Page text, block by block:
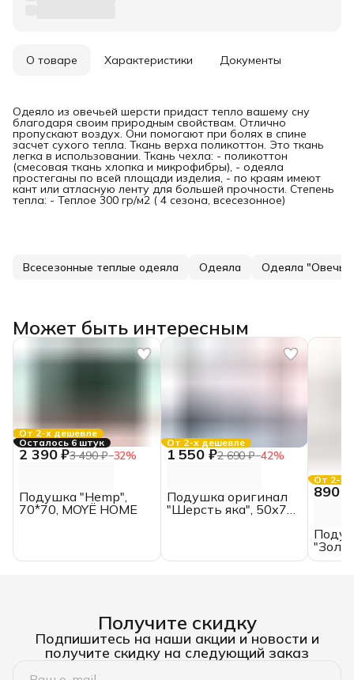
О товаре Характеристики Документы
Одеяло из овечьей шерсти придаст тепло вашему сну
благодаря своим природным свойствам. Отлично
пропускают воздух. Они помогают при болях в спине
засчет сухого тепла. Ткань верха поликоттон. Это ткань
легка в использовании. Ткань чехла: - поликоттон
(смесовая ткань хлопка и микрофибры), - одеяла
простеганы по всей площади изделия, - по краям имеют
кант или атласную ленту для большей прочности. Степень
тепла: - Теплое 300 гр/м2 ( 4 сезона, всесезонное)
Всесезонные теплые одеяла Одеяла Одеяла
Может быть интересным
От 2-х дешевле
Осталось 6 штук
2 390 ₽3 490 ₽−32%
Подушка "Hemp",
70*70, MOYЁ HOME
От 2-х дешевле
1 550 ₽2 690 ₽−42%
Подушка оригинал
"Шерсть яка", 50х70,
От 2-х
890 ₽
Получите скидку
Подпишитесь на наши акции и новости и
получите скидку на следующий заказ